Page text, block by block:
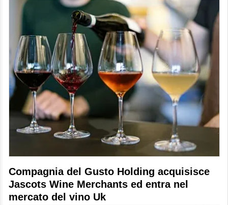
Compagnia del Gusto Holding acquisisce
Jascots Wine Merchants ed entra nel
mercato del vino Uk